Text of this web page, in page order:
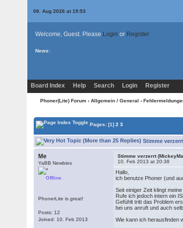
08. Aug 2026 at 19:53
Welcome, Guest. Please Login or Register
News:
Board Index Help Search Login Register
Phoner(Lite) Forum › Allgemein / General ›
Pages:[1] 2 3
Stimme
Me
YaBB Newbies
Offline
PhonerLite is great!
Posts: 12
Joined: 10. Feb 2013
Stimme verzerrt
10. Feb 2013 at 20:38
Hallo,
ich benutze Phoner (und
Seit einiger Zeit klingt
Rufe ich jedoch intern ein
Gefühlt tritt das Problem
bei uns anruft und auch
Wie kann ich herausfinden